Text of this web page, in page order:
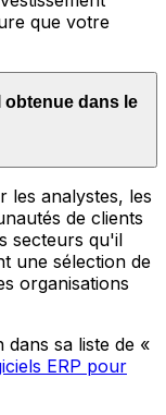
que votre
obtenue dans le
les analystes, les
de clients
secteurs qu'il
une sélection de
organisations
sa liste de «
ERP pour